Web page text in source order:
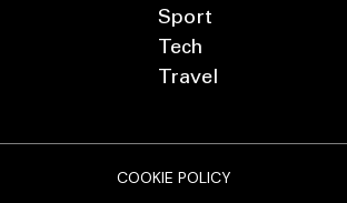
Sport
Tech
Travel
COOKIE POLICY